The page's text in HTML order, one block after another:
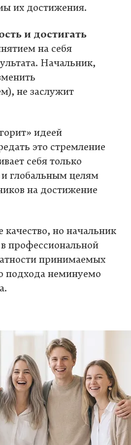
их достижения.
и достигать
на себя
Начальник,
не заслужит
идеей
это стремление
себя только
глобальным целям
на достижение
качество, но начальник
профессиональной
принимаемых
подхода неминуемо